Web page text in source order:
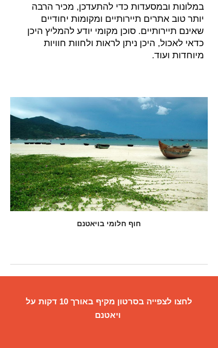
במלונות ובמסעדות כדי להתעדכן, מכיר הרבה
יותר טוב אתרים תיירותיים ומקומות יחודיים
שאינם תיירותיים. סוכן מקומי יודעלהמליץ היכן
כדאי לאכול, היכן ניתן לראות ולחוות חוויות
מיוחדות ועוד.
חוף חלומי בויאטנם
לחצו לצפייה בסרטון מקיף באורך 10 דקות על